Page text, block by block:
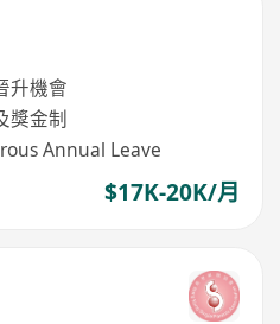
升機會
獎金制
Annual Leave
$17K-20K/月